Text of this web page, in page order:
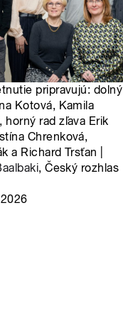
pripravujú: dolný
Kotová, Kamila
horný rad zľava Erik
Chrenková,
a Richard Trsťan |
, Český rozhlas